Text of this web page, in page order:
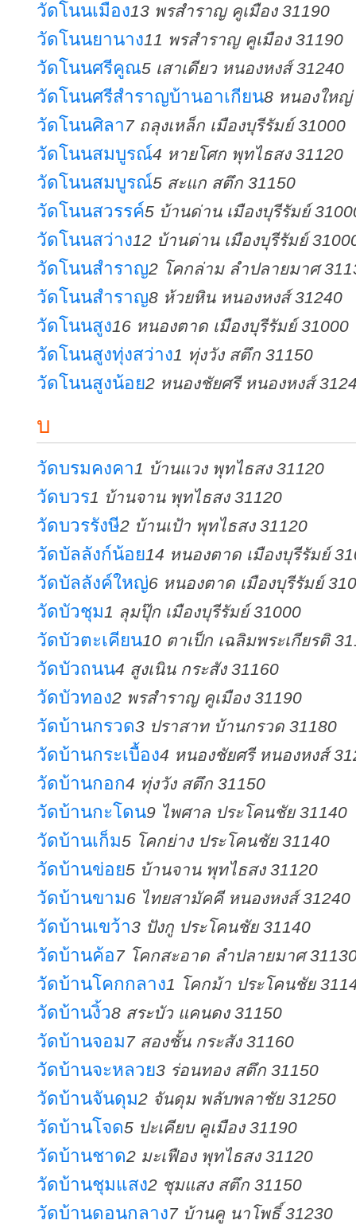
วัดโนนเมือง13 พรสำราญ คูเมือง 31190
วัดโนนยานาง11 พรสำราญ คูเมือง 31190
วัดโนนศรีคูณ5 เสาเดียว หนองหงส์ 31240
วัดโนนศรีสำราญบ้านอาเกียน8 หนองใหญ่
วัดโนนศิลา7 ถลุงเหล็ก เมืองบุรีรัมย์ 31000
วัดโนนสมบูรณ์4 หายโศก พุทไธสง 31120
วัดโนนสมบูรณ์5 สะแก สตึก 31150
วัดโนนสวรรค์5 บ้านด่าน เมืองบุรีรัมย์
วัดโนนสว่าง12 บ้านด่าน เมืองบุรีรัมย์
วัดโนนสำราญ2 โคกล่าม ลำปลายมาศ
วัดโนนสำราญ8 ห้วยหิน หนองหงส์ 31240
วัดโนนสูง16 หนองตาด เมืองบุรีรัมย์ 31000
วัดโนนสูงทุ่งสว่าง1 ทุ่งวัง สตึก 31150
วัดโนนสูงน้อย2 หนองชัยศรี หนองหงส์
บ
วัดบรมคงคา1 บ้านแวง พุทไธสง 31120
วัดบวร1 บ้านจาน พุทไธสง 31120
วัดบวรรังษี2 บ้านเป้า พุทไธสง 31120
วัดบัลลังก์น้อย14 หนองตาด เมืองบุรีรัมย์
วัดบัลลังค์ใหญ่6 หนองตาด เมืองบุรีรัมย์
วัดบัวชุม1 ลุมปุ๊ก เมืองบุรีรัมย์ 31000
วัดบัวตะเคียน10 ตาเป็ก เฉลิมพระเกียรติ
วัดบัวถนน4 สูงเนิน กระสัง 31160
วัดบัวทอง2 พรสำราญ คูเมือง 31190
วัดบ้านกรวด3 ปราสาท บ้านกรวด 31180
วัดบ้านกระเบื้อง4 หนองชัยศรี หนองหงส์
วัดบ้านกอก4 ทุ่งวัง สตึก 31150
วัดบ้านกะโดน9 ไพศาล ประโคนชัย 31140
วัดบ้านเก็ม5 โคกย่าง ประโคนชัย 31140
วัดบ้านข่อย5 บ้านจาน พุทไธสง 31120
วัดบ้านขาม6 ไทยสามัคคี หนองหงส์ 31240
วัดบ้านเขว้า3 ปังกู ประโคนชัย 31140
วัดบ้านค้อ7 โคกสะอาด ลำปลายมาศ
วัดบ้านโคกกลาง1 โคกม้า ประโคนชัย
วัดบ้านงิ้ว8 สระบัว แคนดง 31150
วัดบ้านจอม7 สองชั้น กระสัง 31160
วัดบ้านจะหลวย3 ร่อนทอง สตึก 31150
วัดบ้านจันดุม2 จันดุม พลับพลาชัย 31250
วัดบ้านโจด5 ปะเคียบ คูเมือง 31190
วัดบ้านชาด2 มะเฟือง พุทไธสง 31120
วัดบ้านชุมแสง2 ชุมแสง สตึก 31150
วัดบ้านดอนกลาง7 บ้านคู นาโพธิ์ 31230